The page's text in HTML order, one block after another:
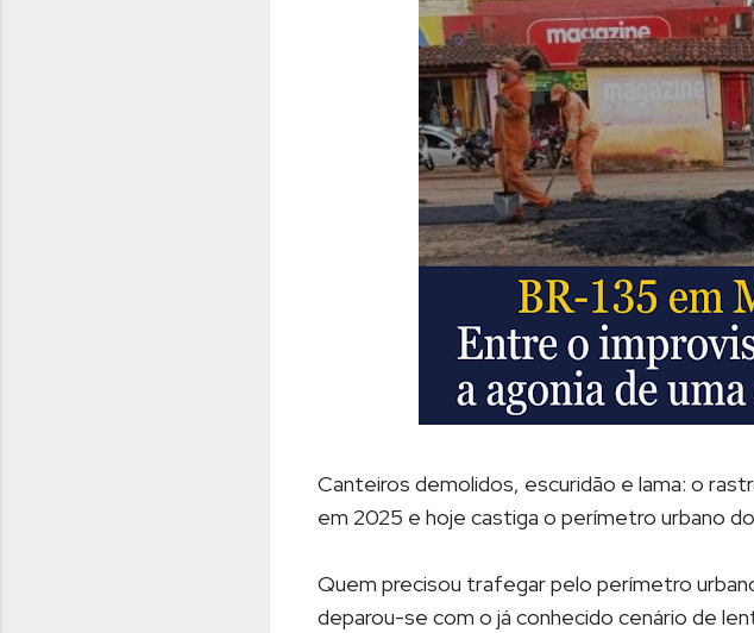
Canteiros demolidos, escuridão e lama: o
em 2025 e hoje castiga o perímetro urbano
Quem precisou trafegar pelo perímetro
deparou-se com o já conhecido cenário de